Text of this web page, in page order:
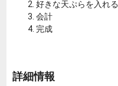
好きな天ぷらを入れる
会計
完成
詳細情報